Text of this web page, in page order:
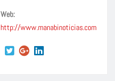
Web:
http://www.manabinoticias.com